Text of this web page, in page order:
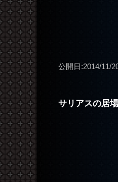
公開日:2014/11/
サリアスの居